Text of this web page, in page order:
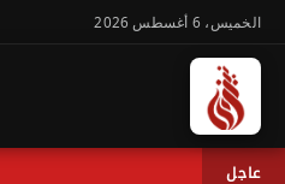
الخميس، 6 أغسطس 2026
عاجل